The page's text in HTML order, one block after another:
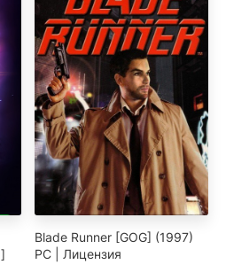
Blade Runner [GOG] (1997)
PC | Лицензия